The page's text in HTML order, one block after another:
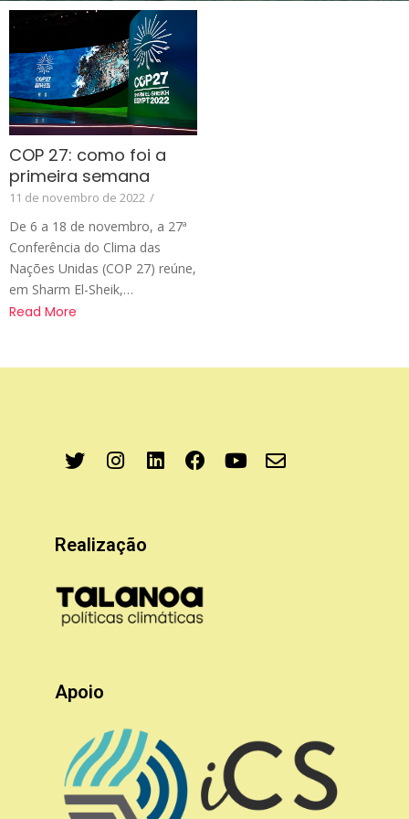
COP 27: como foi a
primeira semana
11 de novembro de 2022 /
De 6 a 18 de novembro, a 27ª
Conferência do Clima das
Nações Unidas (COP 27) reúne,
em Sharm El-Sheik,…
Read More
Realização
Apoio